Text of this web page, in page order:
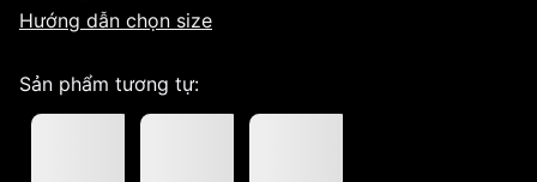
Hướng dẫn chọn size
Sản phẩm tương tự: